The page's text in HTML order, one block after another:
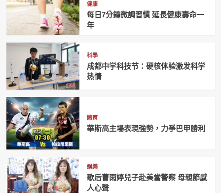
健康
每日7分鐘微調習慣 延長健康壽命一
年
科學
成都中学科技节：硬核体验激发科学
热情
體育
華斯高主場表現強勢，力爭巴甲勝利
娛樂
歌后曹雨婷兒子赴美當警察 母親節感
人心聲